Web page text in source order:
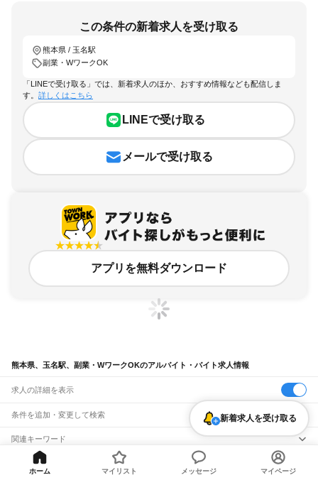
この条件の新着求人を受け取る
熊本県 / 玉名駅
副業・WワークOK
「LINEで受け取る」では、新着求人のほか、おすすめ情報なども配信しま
す。 詳しくはこちら
LINEで受け取る
メールで受け取る
アプリを無料ダウンロード
熊本県、玉名駅、副業・WワークOKのアルバイト・バイト求人情報
求人の詳細を表示
条件を追加・変更して検索
市区町村を追加・変更
熊本県
熊本県すべて
駅を追加・変更
関連キーワード
完全在宅ワーク 全国 シール貼り 在宅 ガチャガチャ
バイトTOP
玉名市
副業・WワークOKのアルバイ
新着求人を受け取る
ホーム マイリスト メッセージ マイページ